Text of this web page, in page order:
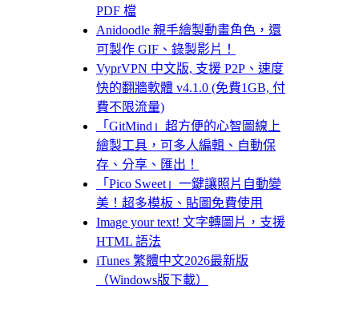
PDF 檔
Anidoodle 親手繪製動畫角色，還
可製作 GIF、錄製影片！
VyprVPN 中文版, 支援 P2P、速度
快的翻牆軟體 v4.1.0 (免費1GB, 付
費不限流量)
「GitMind」超方便的心智圖線上
繪製工具，可多人編輯、自動保
存、分享、匯出！
「Pico Sweet」一鍵讓照片自動變
美！超多模板、貼圖免費使用
Image your text! 文字轉圖片，支援
HTML 語法
iTunes 繁體中文2026最新版
（Windows版下載）